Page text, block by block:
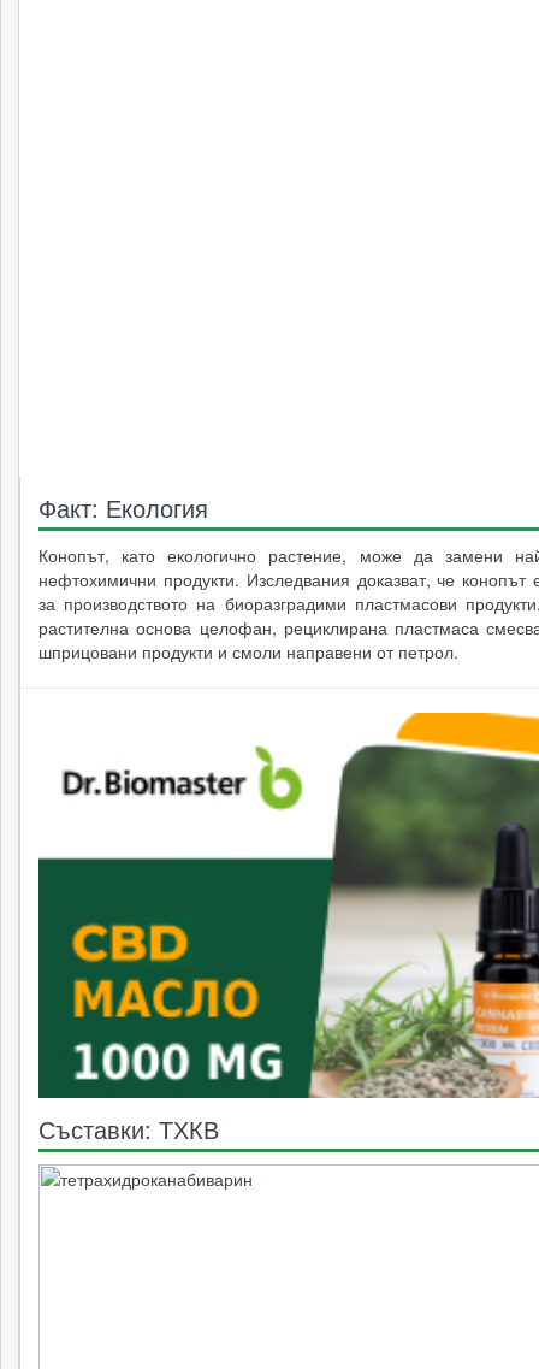
Факт: Екология
Конопът, като екологично растение, може да замени
нефтохимични продукти. Изследвания доказват, че конопът
за производството на биоразградими пластмасови
растителна основа целофан, рециклирана пластмаса
шприцовани продукти и смоли направени от петрол.
Съставки: ТХКВ